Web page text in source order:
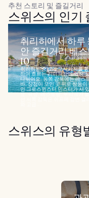
추천 스토리 및 즐길거리
스위스의 인기
취리히에서 하루
안 즐길거리 베
10
취리히는 중세의 구시가지를
하여 흐르는 리마트강에 의해
나뉘어요. 동쪽 강둑에는 레스
바, 상점이 모인 곳 위로 쌍둥이
인 그로스뮌스터 민스터가 서
요. 극장, 레스토랑, 부티크가
스위스의 유형